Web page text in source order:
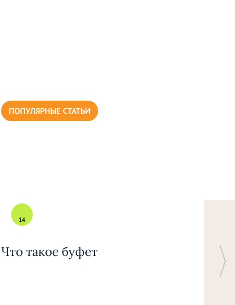
ПОПУЛЯРНЫЕ СТАТЬИ
14
Что такое буфет